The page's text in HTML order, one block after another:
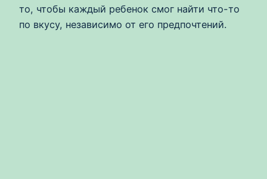
то, чтобы каждый ребенок смог найти что-то
по вкусу, независимо от его предпочтений.